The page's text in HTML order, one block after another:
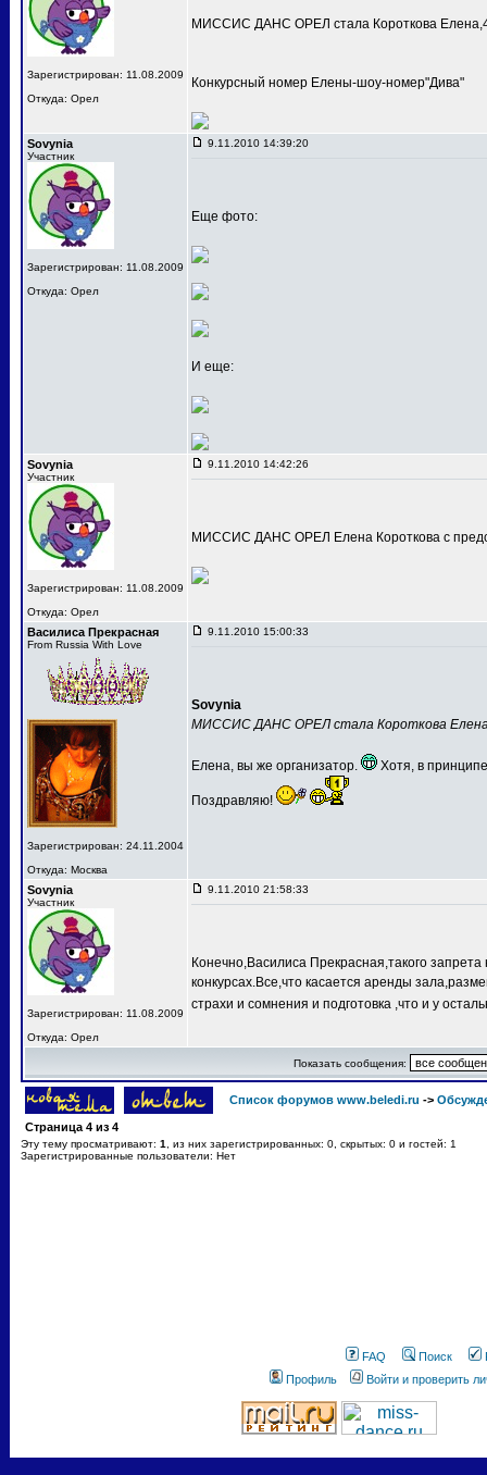
Зарегистрирован: 11.08.2009
Откуда: Орел
МИССИС ДАНС ОРЕЛ стала Короткова
Конкурсный номер Елены-шоу-номер"Дива"
Sovynia
Участник
Зарегистрирован: 11.08.2009
Откуда: Орел
9.11.2010 14:39:20
Еще фото:
И еще:
Sovynia
Участник
Зарегистрирован: 11.08.2009
Откуда: Орел
9.11.2010 14:42:26
МИССИС ДАНС ОРЕЛ Елена Короткова с
Василиса Прекрасная
From Russia With Love
Зарегистрирован: 24.11.2004
Откуда: Москва
9.11.2010 15:00:33
Sovynia
МИССИС ДАНС ОРЕЛ стала Короткова
Елена, вы же организатор. Хотя, в
Поздравляю!
Sovynia
Участник
Зарегистрирован: 11.08.2009
Откуда: Орел
9.11.2010 21:58:33
Конечно,Василиса Прекрасная,такого
конкурсах.Все,что касается аренды
страхи и сомнения и подготовка ,что и у
Показать сообщения:
Список форумов www.beledi.ru ->
Страница 4 из 4
Эту тему просматривают: 1
, из них зарегистрированных: 0, скрытых: 0 и гостей: 1
Зарегистрированные пользователи: Нет
FAQ Поиск
Профиль
Войти и проверить